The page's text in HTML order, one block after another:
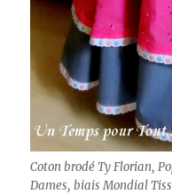
Coton brodé Ty Florian,
Dames, biais Mondial